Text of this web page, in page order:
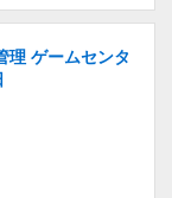
理 ゲームセンタ